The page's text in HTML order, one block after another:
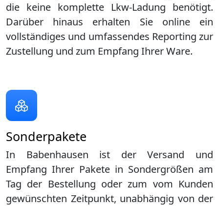
die keine komplette Lkw-Ladung benötigt.
Darüber hinaus erhalten Sie online ein
vollständiges und umfassendes Reporting zur
Zustellung und zum Empfang Ihrer Ware.
Sonderpakete
In Babenhausen ist der Versand und
Empfang Ihrer Pakete in Sondergrößen am
Tag der Bestellung oder zum vom Kunden
gewünschten Zeitpunkt, unabhängig von der